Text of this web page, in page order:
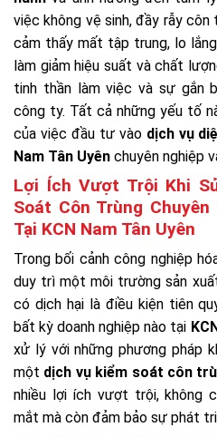
việc không vệ sinh, đầy rẫy
cảm thấy mất tập trung, lo
làm giảm hiệu suất và chất
tinh thần làm việc và sự gắn
công ty. Tất cả những yếu tố
của việc đầu tư vào dịch vụ
Nam Tân Uyên chuyên nghiệp
Lợi Ích Vượt Trội Khi
Soát Côn Trùng
Tại KCN Nam Tân Uyên
Trong bối cảnh công nghiệp
duy trì một môi trường sản
có dịch hại là điều kiện tiên
bất kỳ doanh nghiệp nào tại
xử lý với những phương pháp
một dịch vụ kiểm soát côn
nhiều lợi ích vượt trội, không
mắt mà còn đảm bảo sự phát